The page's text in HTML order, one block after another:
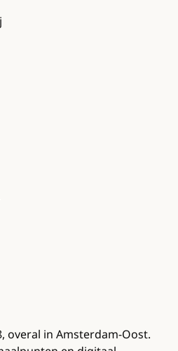
overal in Amsterdam-Oost.